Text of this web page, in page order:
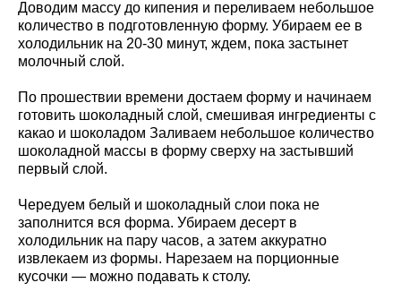
Доводим массу до кипения и переливаем небольшое
количество в подготовленную форму. Убираем ее в
холодильник на 20-30 минут, ждем, пока застынет
молочный слой.
По прошествии времени достаем форму и начинаем
готовить шоколадный слой, смешивая ингредиенты с
какао и шоколадом Заливаем небольшое количество
шоколадной массы в форму сверху на застывший
первый слой.
Чередуем белый и шоколадный слои пока не
заполнится вся форма. Убираем десерт в
холодильник на пару часов, а затем аккуратно
извлекаем из формы. Нарезаем на порционные
кусочки — можно подавать к столу.